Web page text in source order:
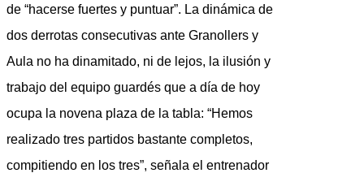
de “hacerse fuertes y puntuar”. La dinámica de
dos derrotas consecutivas ante Granollers y
Aula no ha dinamitado, ni de lejos, la ilusión y
trabajo del equipo guardés que a día de hoy
ocupa la novena plaza de la tabla: “Hemos
realizado tres partidos bastante completos,
compitiendo en los tres”, señala el entrenador